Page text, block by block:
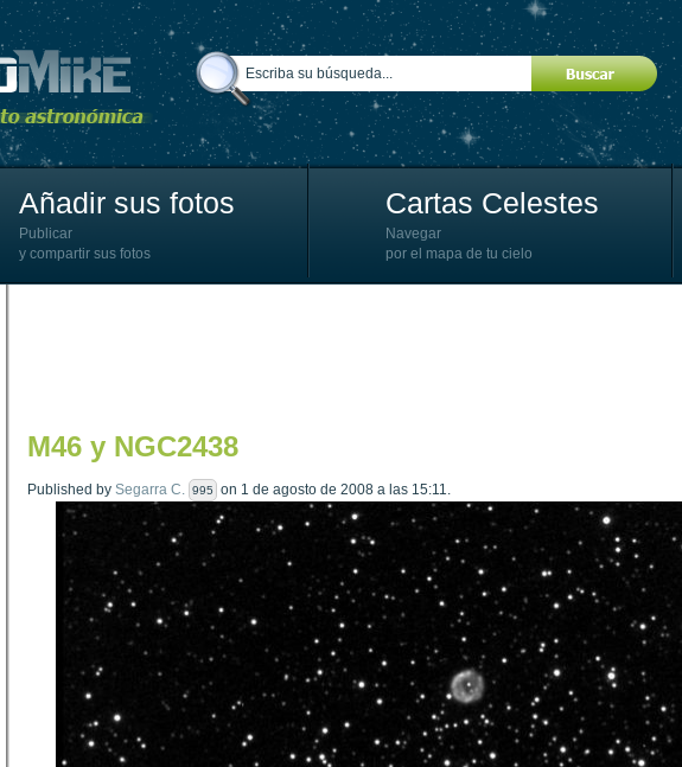
Añadir sus fotos
Publicar
y compartir sus fotos
Cartas Celestes
Navegar
por el mapa de tu cielo
M46 y NGC2438
Published by Segarra C. 995 on 1 de agosto de 2008 a las 15:11.